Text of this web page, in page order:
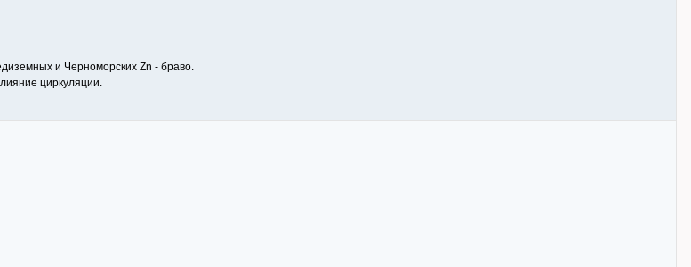
и Черноморских Zn - браво.
циркуляции.